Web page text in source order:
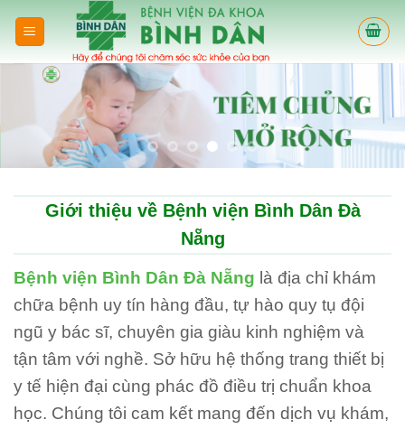
Giới thiệu về Bệnh viện Bình Dân Đà
Nẵng
Bệnh viện Bình Dân Đà Nẵng là địa chỉ khám
chữa bệnh uy tín hàng đầu, tự hào quy tụ đội
ngũ y bác sĩ, chuyên gia giàu kinh nghiệm và
tận tâm với nghề. Sở hữu hệ thống trang thiết bị
y tế hiện đại cùng phác đồ điều trị chuẩn khoa
học. Chúng tôi cam kết mang đến dịch vụ khám,